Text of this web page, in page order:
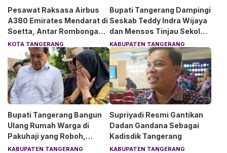
Pesawat Raksasa Airbus
A380 Emirates Mendarat di
Soetta, Antar Rombongan
Chelsea dan AC Milan
KOTA TANGERANG
Bupati Tangerang Dampingi
Seskab Teddy Indra Wijaya
dan Mensos Tinjau Sekolah
Rakyat di Curug
KABUPATEN TANGERANG
Bupati Tangerang Bangun
Ulang Rumah Warga di
Pakuhaji yang Roboh,
Pemilik Menangis Haru
KABUPATEN TANGERANG
Supriyadi Resmi Gantikan
Dadan Gandana Sebagai
Kadisdik Tangerang
KABUPATEN TANGERANG